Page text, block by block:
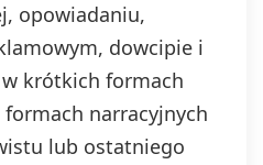
opowiadaniu,
dowcipie i
krótkich formach
formach narracyjnych
lub ostatniego